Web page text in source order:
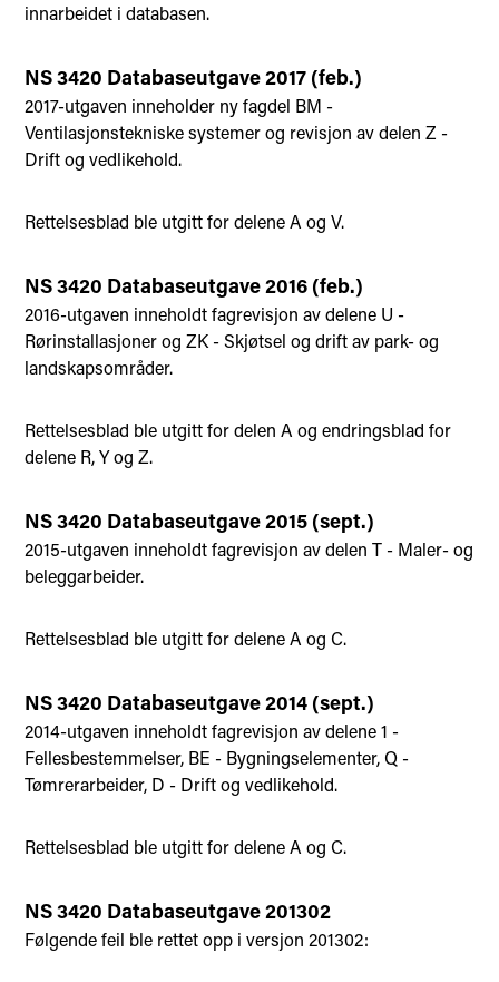
innarbeidet i databasen.
NS 3420 Databaseutgave 2017 (feb.)
2017-utgaven inneholder ny fagdel BM -
Ventilasjonstekniske systemer og revisjon av delen Z -
Drift og vedlikehold.
Rettelsesblad ble utgitt for delene A og V.
NS 3420 Databaseutgave 2016 (feb.)
2016-utgaven inneholdt fagrevisjon av delene U -
Rørinstallasjoner og ZK - Skjøtsel og drift av park- og
landskapsområder.
Rettelsesblad ble utgitt for delen A og endringsblad for
delene R, Y og Z.
NS 3420 Databaseutgave 2015 (sept.)
2015-utgaven inneholdt fagrevisjon av delen T - Maler- og
beleggarbeider.
Rettelsesblad ble utgitt for delene A og C.
NS 3420 Databaseutgave 2014 (sept.)
2014-utgaven inneholdt fagrevisjon av delene 1 -
Fellesbestemmelser, BE - Bygningselementer, Q -
Tømrerarbeider, D - Drift og vedlikehold.
Rettelsesblad ble utgitt for delene A og C.
NS 3420 Databaseutgave 201302
Følgende feil ble rettet opp i versjon 201302: